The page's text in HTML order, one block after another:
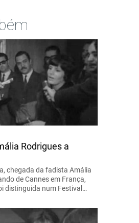
Rodrigues a
chegada da fadista Amália
de Cannes em França,
distinguida num Festival…